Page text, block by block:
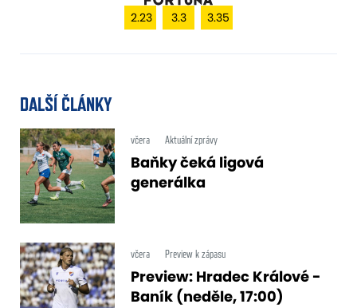
2.23 3.3 3.35
DALŠÍ ČLÁNKY
včera Aktuální zprávy
Baňky čeká ligová
generálka
včera Preview k zápasu
Preview: Hradec Králové -
Baník (neděle, 17:00)